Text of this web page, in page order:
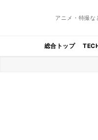
アニメ・特撮な
総合トップ